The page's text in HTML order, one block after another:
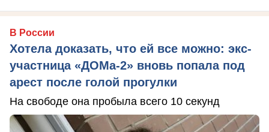
В России
Хотела доказать, что ей все можно: экс-
участница «ДОМа-2» вновь попала под
арест после голой прогулки
На свободе она пробыла всего 10 секунд